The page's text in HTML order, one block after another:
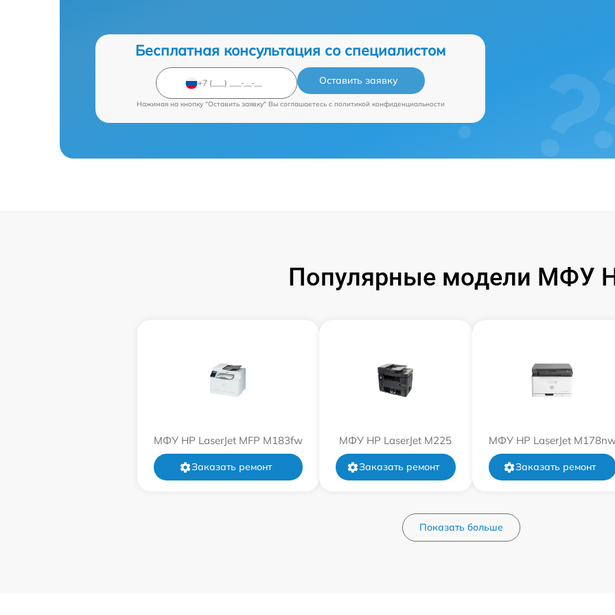
Бесплатная консультация со специалистом
Оставить заявку
Нажимая на кнопку "Оставить заявку" Вы соглашаетесь c политикой конфиденциальности
Популярные модели МФУ
МФУ HP LaserJet MFP M183fw
Заказать ремонт
МФУ HP LaserJet M225
Заказать ремонт
МФУ HP LaserJet
Заказать ремонт
Показать больше